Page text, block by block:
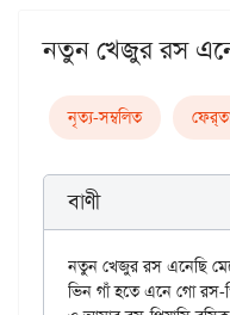
নতুন খেজুর রস
নৃত্য-সম্বলিত
বাণী
নতুন খেজুর রস এনেছি
ভিন গাঁ হতে এনে গো রস-